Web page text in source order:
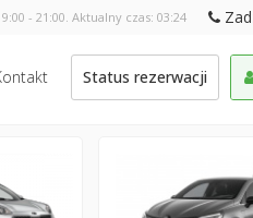
- 21:00. Aktualny czas: 03:24
Status rezerwacji